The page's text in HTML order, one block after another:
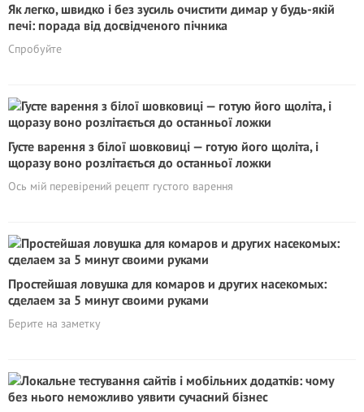
Як легко, швидко і без зусиль очистити димар у будь-якій
печі: порада від досвідченого пічника
Спробуйте
Густе варення з білої шовковиці — готую його щоліта, і
щоразу воно розлітається до останньої ложки
Ось мій перевірений рецепт густого варення
Простейшая ловушка для комаров и других насекомых:
сделаем за 5 минут своими руками
Берите на заметку